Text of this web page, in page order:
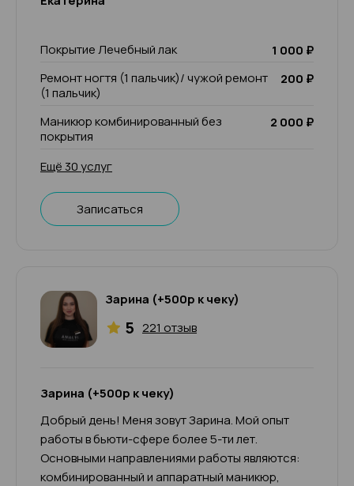
Покрытие Лечебный лак
1 000 ₽
Ремонт ногтя (1 пальчик)/ чужой ремонт
(1 пальчик)
200 ₽
Маникюр комбинированный без
покрытия
2 000 ₽
Ещё 30 услуг
Записаться
Зарина (+500р к чеку)
5 221 отзыв
Зарина (+500р к чеку)
Добрый день! Меня зовут Зарина. Мой опыт
работы в бьюти-сфере более 5-ти лет.
Основными направлениями работы являются:
комбинированный и аппаратный маникюр,